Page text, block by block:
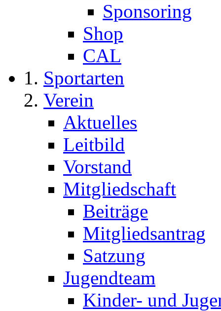
Sponsoring
Shop
CAL
Sportarten
Verein
Aktuelles
Leitbild
Vorstand
Mitgliedschaft
Beiträge
Mitgliedsantrag
Satzung
Jugendteam
Kinder- und